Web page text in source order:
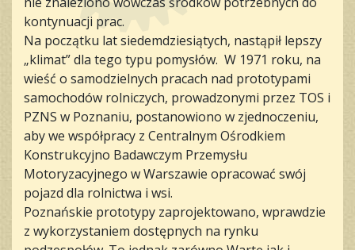
kontynuacji prac.
Na początku lat siedemdziesiątych, nastąpił lepszy
„klimat” dla tego typu pomysłów. W 1971 roku, na
wieść o samodzielnych pracach nad prototypami
samochodów rolniczych, prowadzonymi przez TOS i
PZNS w Poznaniu, postanowiono w zjednoczeniu,
aby we współpracy z Centralnym Ośrodkiem
Konstrukcyjno Badawczym Przemysłu
Motoryzacyjnego w Warszawie opracować swój
pojazd dla rolnictwa i wsi.
Poznańskie prototypy zaprojektowano, wprawdzie
z wykorzystaniem dostępnych na rynku